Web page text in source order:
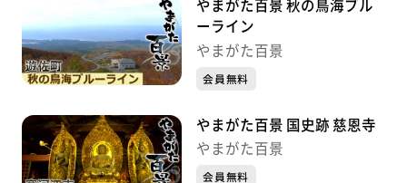
やまがた百景 秋の鳥海ブル
ーライン
やまがた百景
会員無料
やまがた百景 国史跡 慈恩寺
やまがた百景
会員無料